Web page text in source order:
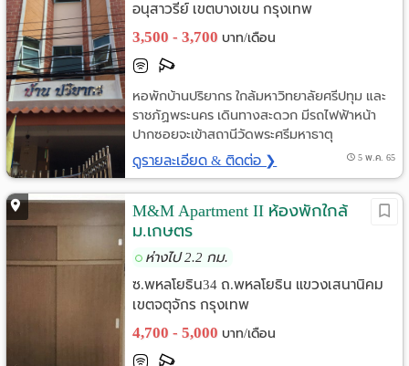
อนุสาวรีย์ เขตบางเขน กรุงเทพ
3,500 - 3,700 บาท/เดือน
หอพักบ้านปริยากร ใกล้มหาวิทยาลัยศรีปทุม และ
ราชภัฏพระนคร เดินทางสะดวก มีรถไฟฟ้าหน้า
ปากซอยจะเข้าสถานีวัดพระศรีมหาธาตุ
ดูรายละเอียด & ติดต่อ ❯ 5 พ.ค. 65
M&M Apartment II ห้องพักใกล้
ม.เกษตร
ห่างไป 2.2 กม.
ซ.พหลโยธิน34 ถ.พหลโยธิน แขวงเสนานิคม
เขตจตุจักร กรุงเทพ
4,700 - 5,000 บาท/เดือน